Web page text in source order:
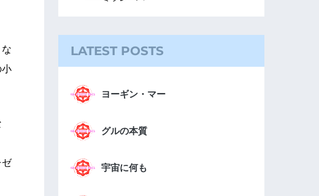
小
ゼ
LATEST POSTS
ヨーギン・マー
グルの本質
宇宙に何も